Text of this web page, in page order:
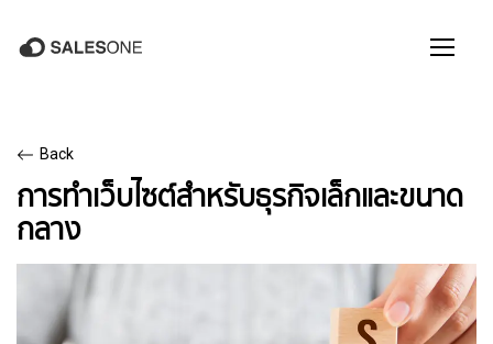
Back
การทำเว็บไซต์สำหรับธุรกิจเล็กและขนาด
กลาง